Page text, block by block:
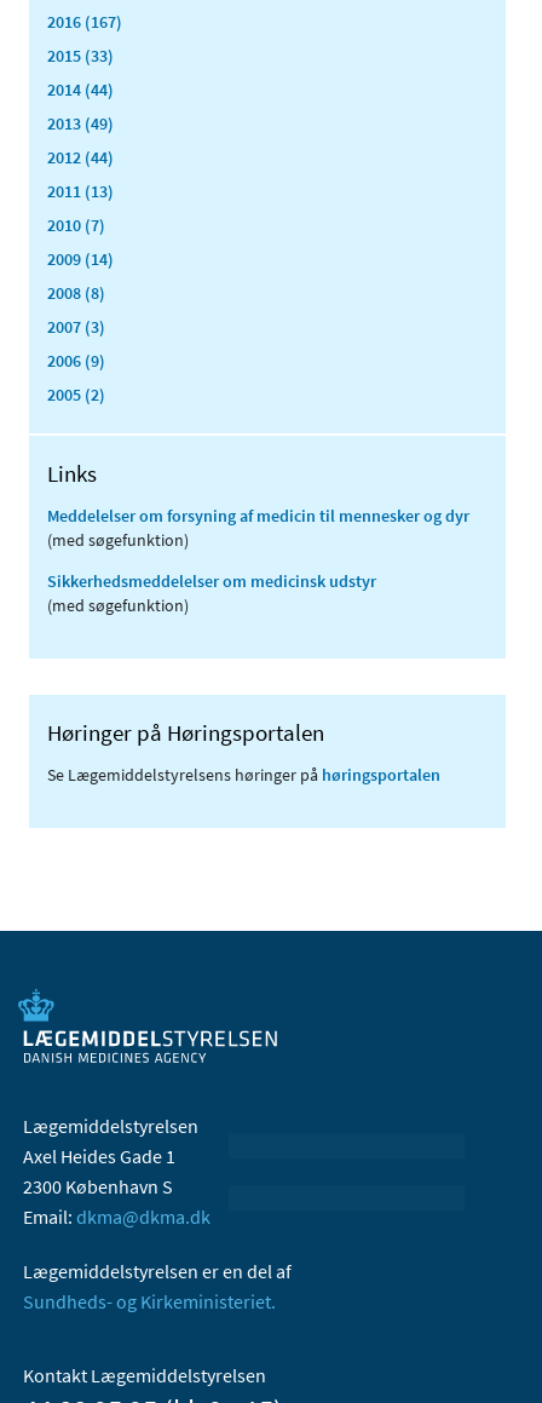
2016 (167)
2015 (33)
2014 (44)
2013 (49)
2012 (44)
2011 (13)
2010 (7)
2009 (14)
2008 (8)
2007 (3)
2006 (9)
2005 (2)
Links
Meddelelser om forsyning af medicin til mennesker og dyr
(med søgefunktion)
Sikkerhedsmeddelelser om medicinsk udstyr
(med søgefunktion)
Høringer på Høringsportalen
Se Lægemiddelstyrelsens høringer på høringsportalen
Lægemiddelstyrelsen
Axel Heides Gade 1
2300 København S
Email: dkma@dkma.dk
Lægemiddelstyrelsen er en del af
Sundheds- og Kirkeministeriet.
Kontakt Lægemiddelstyrelsen